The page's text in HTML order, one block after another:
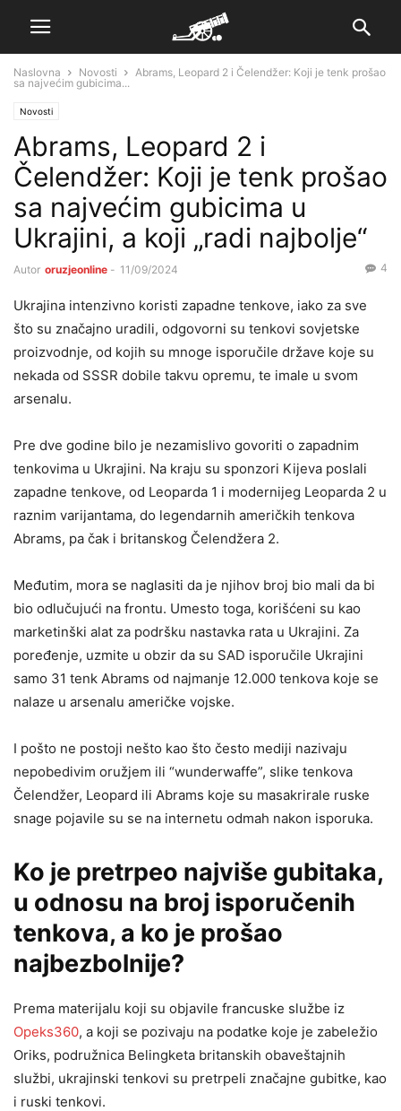
Naslovna Novosti
Abrams, Leopard 2 i Čelendžer: Koji je tenk prošao
sa najvećim gubicima...
Novosti
Abrams, Leopard 2 i
Čelendžer: Koji je tenk prošao
sa najvećim gubicima u
Ukrajini, a koji „radi najbolje“
Autor oruzjeonline - 11/09/2024 4
Ukrajina intenzivno koristi zapadne tenkove, iako za sve
što su značajno uradili, odgovorni su tenkovi sovjetske
proizvodnje, od kojih su mnoge isporučile države koje su
nekada od SSSR dobile takvu opremu, te imale u svom
arsenalu.
Pre dve godine bilo je nezamislivo govoriti o zapadnim
tenkovima u Ukrajini. Na kraju su sponzori Kijeva poslali
zapadne tenkove, od Leoparda 1 i modernijeg Leoparda 2 u
raznim varijantama, do legendarnih američkih tenkova
Abrams, pa čak i britanskog Čelendžera 2.
Međutim, mora se naglasiti da je njihov broj bio mali da bi
bio odlučujući na frontu. Umesto toga, korišćeni su kao
marketinški alat za podršku nastavka rata u Ukrajini. Za
poređenje, uzmite u obzir da su SAD isporučile Ukrajini
samo 31 tenk Abrams od najmanje 12.000 tenkova koje se
nalaze u arsenalu američke vojske.
I pošto ne postoji nešto kao što često mediji nazivaju
nepobedivim oružjem ili “wunderwaffe”, slike tenkova
Čelendžer, Leopard ili Abrams koje su masakrirale ruske
snage pojavile su se na internetu odmah nakon isporuka.
Ko je pretrpeo najviše gubitaka,
u odnosu na broj isporučenih
tenkova, a ko je prošao
najbezbolnije?
Prema materijalu koji su objavile francuske službe iz
Opeks360, a koji se pozivaju na podatke koje je zabeležio
Oriks, podružnica Belingketa britanskih obaveštajnih
službi, ukrajinski tenkovi su pretrpeli značajne gubitke, kao
i ruski tenkovi.